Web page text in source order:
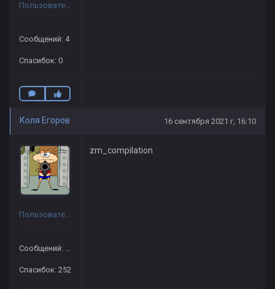
Пользователь
Сообщений: 4
Спасибок: 0
Коля Егоров 16 сентября 2021 г, 16:10
Пользователь
Сообщений: 722
Спасибок: 252
zm_compilation